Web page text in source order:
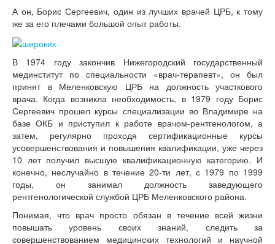
А он, Борис Сергеевич, один из лучших врачей ЦРБ, к тому
же за его плечами большой опыт работы.
В 1974 году закончив Нижегородский государственный
мединститут по специальности «врач-терапевт», он был
принят в Меленковскую ЦРБ на должность участкового
врача. Когда возникла необходимость, в 1979 году Борис
Сергеевич прошел курсы специализации во Владимире на
базе ОКБ и приступил к работе врачом-рентгенологом, а
затем, регулярно проходя сертификационные курсы
усовершенствования и повышения квалификации, уже через
10 лет получил высшую квалификационную категорию. И
конечно, неслучайно в течение 20-ти лет, с 1979 по 1999
годы, он занимал должность заведующего
рентгенологической службой ЦРБ Меленковского района.
Понимая, что врач просто обязан в течение всей жизни
повышать уровень своих знаний, следить за
совершенствованием медицинских технологий и научной